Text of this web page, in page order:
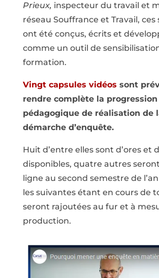
Prieux, inspecteur du travail et
réseau Souffrance et Travail,
ont été conçus, écrits et
comme un outil de
formation.
Vingt capsules vidéos sont
rendre complète la progression
pédagogique de réalisation de
démarche d’enquête.
Huit d’entre elles sont d’ores et
disponibles, quatre autres
ligne au second semestre de
les suivantes étant en cours de
seront rajoutées au fur et à
production.